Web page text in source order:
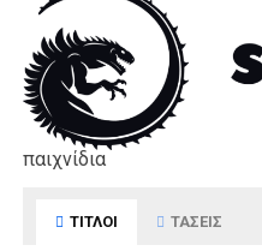
παιχνίδια
ΤΊΤΛΟΙ ΤΆΣΕΙΣ